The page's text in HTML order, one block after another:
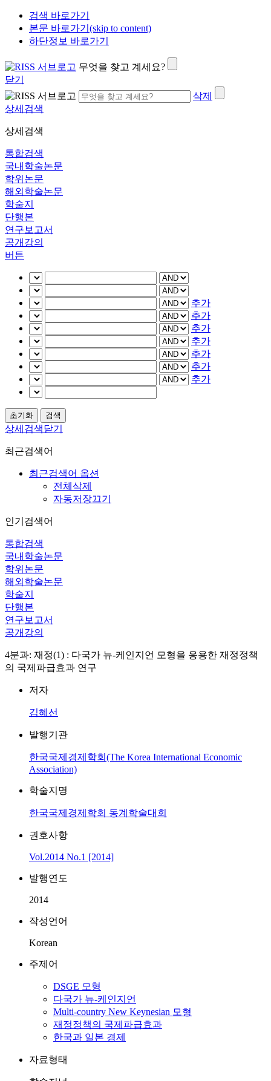
검색 바로가기
본문 바로가기(skip to content)
하단정보 바로가기
무엇을 찾고 계세요?
닫기
삭제
상세검색
상세검색
통합검색
국내학술논문
학위논문
해외학술논문
학술지
단행본
연구보고서
공개강의
버튼
추가
추가
추가
추가
추가
추가
추가
상세검색닫기
최근검색어
최근검색어 옵션
전체삭제
자동저장끄기
인기검색어
통합검색
국내학술논문
학위논문
해외학술논문
학술지
단행본
연구보고서
공개강의
4분과: 재정(1) : 다국가 뉴-케인지언 모형을 응용한 재정정책
의 국제파급효과 연구
저자
김혜선
발행기관
한국국제경제학회(The Korea International Economic
Association)
학술지명
한국국제경제학회 동계학술대회
권호사항
Vol.2014 No.1 [2014]
발행연도
2014
작성언어
Korean
주제어
DSGE 모형
다국가 뉴-케인지언
Multi-country New Keynesian 모형
재정정책의 국제파급효과
한국과 일본 경제
자료형태